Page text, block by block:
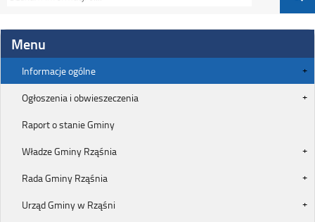
Menu
Informacje ogólne
Ogłoszenia i obwieszeczenia
Raport o stanie Gminy
Władze Gminy Rząśnia
Rada Gminy Rząśnia
Urząd Gminy w Rząśni